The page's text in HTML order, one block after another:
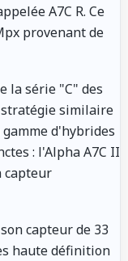
A7C R. Ce
provenant de
la série "C" des
stratégie similaire
d'hybrides
: l'Alpha A7C II
capteur
capteur de 33
haute définition